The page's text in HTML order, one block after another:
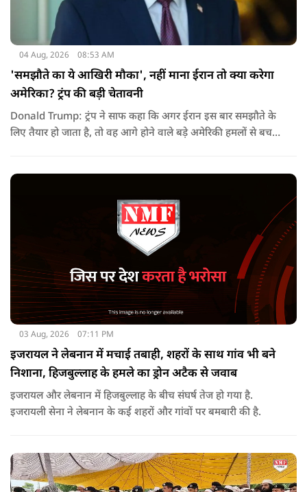
04 Aug, 2026 08:53 AM
'समझौते का ये आखिरी मौका', नहीं माना ईरान तो क्या करेगा
अमेरिका? ट्रंप की बड़ी चेतावनी
Donald Trump: ट्रंप ने साफ कहा कि अगर ईरान इस बार समझौते के
लिए तैयार हो जाता है, तो वह आगे होने वाले बड़े अमेरिकी हमलों से बच
03 Aug, 2026 07:11 PM
इजरायल ने लेबनान में मचाई तबाही, शहरों के साथ गांव भी बने
निशाना, हिजबुल्लाह के हमले का ड्रोन अटैक से जवाब
इजरायल और लेबनान में हिजबुल्लाह के बीच संघर्ष तेज हो गया है.
इजरायली सेना ने लेबनान के कई शहरों और गांवों पर बमबारी की है.